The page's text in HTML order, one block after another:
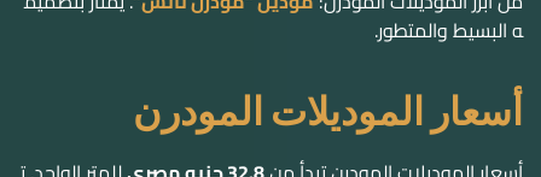
أسعار الموديلات المودرن تبدأ من32.8 جنيه مصري
للمتر الواحد. ت
ختلف الأسعار حسب التفاصيل والتشطيبات.
موديلات مخصصة للإضاءة